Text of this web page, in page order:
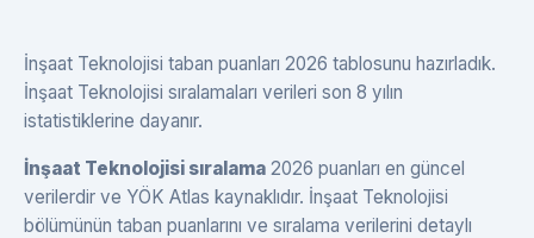
İnşaat Teknolojisi taban puanları 2026 tablosunu hazırladık.
İnşaat Teknolojisi sıralamaları verileri son 8 yılın
istatistiklerine dayanır.
İnşaat Teknolojisi sıralama 2026 puanları en güncel
verilerdir ve YÖK Atlas kaynaklıdır. İnşaat Teknolojisi
bölümünün taban puanlarını ve sıralama verilerini detaylı